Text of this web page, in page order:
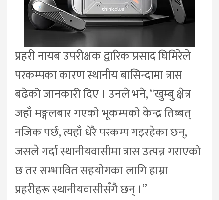
प्रहरी नायब उपरीक्षक द्वारिकाप्रसाद घिमिरेले
परकम्पका कारण स्थानीय बासिन्दामा त्रास
बढेको जानकारी दिए । उनले भने, “खुम्बु क्षेत्र
जहाँ मङ्गलबार गएको भूकम्पको केन्द्र तिब्बत्
नजिक पर्छ, त्यहाँ धेरै परकम्प गइरहेका छन्,
जसले गर्दा स्थानीयवासीमा त्रास उत्पन्न गराएको
छ तर सम्भावित सहयोगका लागि हाम्रा
प्रहरीहरू स्थानीयवासीसँगै छन् ।”